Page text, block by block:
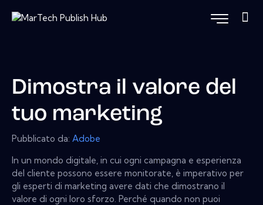
Dimostra il valore del
tuo marketing
Pubblicato da: Adobe
In un mondo digitale, in cui ogni campagna e esperienza
del cliente possono essere monitorate, è imperativo per
gli esperti di marketing avere dati che dimostrano il
valore di ogni loro sforzo. Perché quando non puoi